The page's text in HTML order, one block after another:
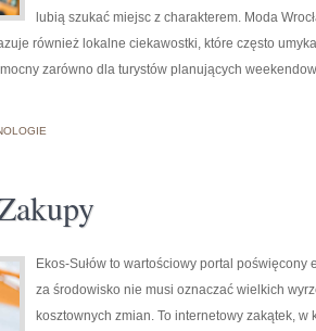
lubią szukać miejsc z charakterem. Moda
również lokalne ciekawostki, które często
zarówno dla turystów planujących
Ekos-Sułów to wartościowy portal
za środowisko nie musi oznaczać wielkich
kosztownych zmian. To internetowy zakątek,